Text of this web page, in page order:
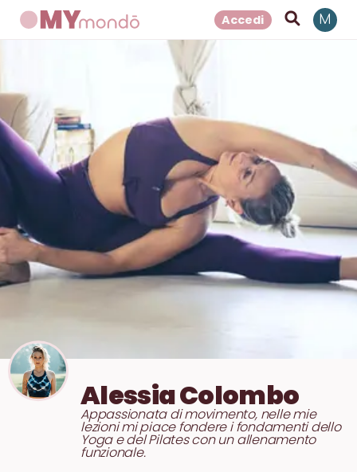
Accedi M
Alessia Colombo
Appassionata di movimento, nelle mie
lezioni mi piace fondere i fondamenti dello
Yoga e del Pilates con un allenamento
funzionale.